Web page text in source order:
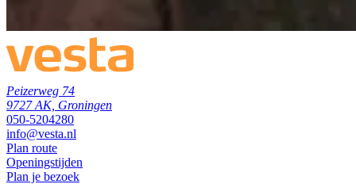
Peizerweg 74
9727 AK, Groningen
050-5204280
info@vesta.nl
Plan route
Openingstijden
Plan je bezoek